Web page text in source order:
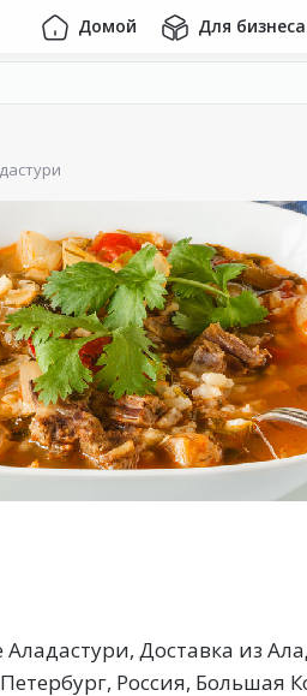
Домой Для бизнеса
Доставка из
Россия, Большая